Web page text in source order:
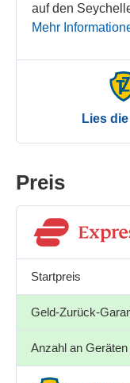
auf den
Mehr
Lies
Preis
Startpreis
Geld-Zurück-
Anzahl an